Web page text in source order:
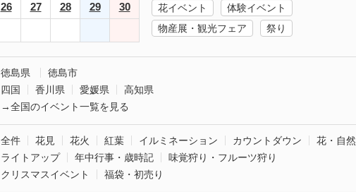
26 27 28 29
30
花イベント
体験イベント
物産展・観光フェア
祭り
徳島県
徳島市
四国
香川県 愛媛県
高知県
→全国のイベント一覧を見る
全件 花見 花火 紅葉 イルミネーション カウントダウン
花・自然
ライトアップ
年中行事・歳時記
味覚狩り・フルーツ狩り
クリスマスイベント
福袋・初売り